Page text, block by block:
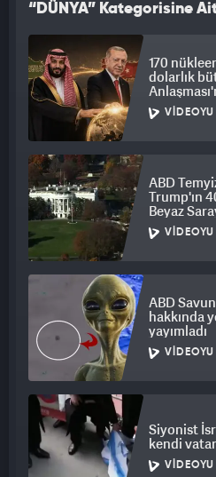
“DÜNYA” Kategorisine
170
dolarlık
VIDEOYU
ABD
Trump'ın
Beyaz
engelVIDEOYU
ABD
hakkında
yayımladı
VIDEOYU
Siyonist
kendi
VIDEOYU